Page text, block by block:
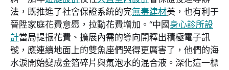
法，既推進了社會保證系統的完無毒建材美，也有利于
晉陞家庭花費意愿，拉動花費增加。“中國 身心診所設
計當局提振花費、擴展內需的導向開釋出積極電子訊
號，應連續地面上的雙魚座們哭得更厲害了，他們的海
水淚開始變成金箔碎片與氣泡水的混合液。深化這一標